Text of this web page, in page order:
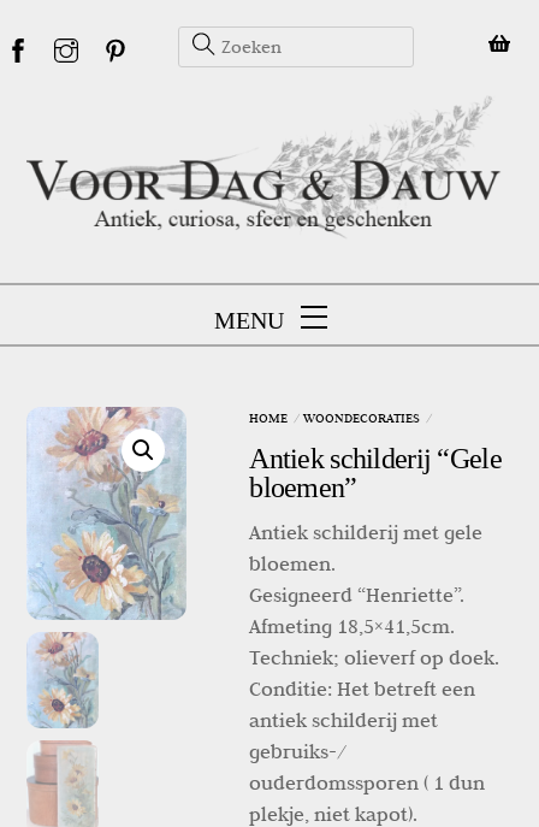
to
MENU
HOME WOONDECORATIES
Antiek schilderij “Gele
bloemen”
Antiek schilderij met gele
bloemen.
Gesigneerd “Henriette”.
Afmeting 18,5×41,5cm.
Techniek; olieverf op doek.
Conditie: Het betreft een
antiek schilderij met
gebruiks-/
ouderdomssporen ( 1 dun
plekje, niet kapot).